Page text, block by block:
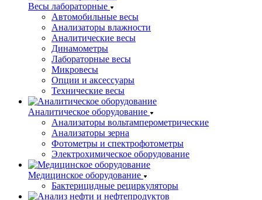
Весы лабораторные
Автомобильные весы
Анализаторы влажности
Аналитические весы
Динамометры
Лабораторные весы
Микровесы
Опции и аксессуары
Технические весы
Аналитическое оборудование
Анализаторы вольтамперометрические
Анализаторы зерна
Фотометры и спектрофотометры
Электрохимическое оборудование
Медицинское оборудование
Бактерицидные рециркуляторы